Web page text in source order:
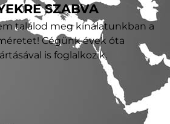
SZABVA
találod meg kínálatunkban a
Cégünk évek óta
is foglalkozik.